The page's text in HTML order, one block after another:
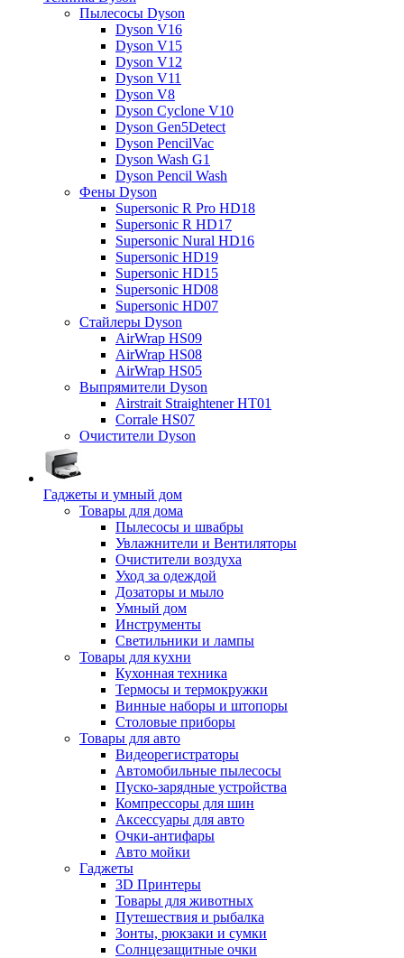
Пылесосы Dyson
Dyson V16
Dyson V15
Dyson V12
Dyson V11
Dyson V8
Dyson Cyclone V10
Dyson Gen5Detect
Dyson PencilVac
Dyson Wash G1
Dyson Pencil Wash
Фены Dyson
Supersonic R Pro HD18
Supersonic R HD17
Supersonic Nural HD16
Supersonic HD19
Supersonic HD15
Supersonic HD08
Supersonic HD07
Стайлеры Dyson
AirWrap HS09
AirWrap HS08
AirWrap HS05
Выпрямители Dyson
Airstrait Straightener HT01
Corrale HS07
Очистители Dyson
Гаджеты и умный дом
Товары для дома
Пылесосы и швабры
Увлажнители и Вентиляторы
Очистители воздуха
Уход за одеждой
Дозаторы и мыло
Умный дом
Инструменты
Светильники и лампы
Товары для кухни
Кухонная техника
Термосы и термокружки
Винные наборы и штопоры
Столовые приборы
Товары для авто
Видеорегистраторы
Автомобильные пылесосы
Пуско-зарядные устройства
Компрессоры для шин
Аксессуары для авто
Очки-антифары
Авто мойки
Гаджеты
3D Принтеры
Товары для животных
Путешествия и рыбалка
Зонты, рюкзаки и сумки
Солнцезащитные очки